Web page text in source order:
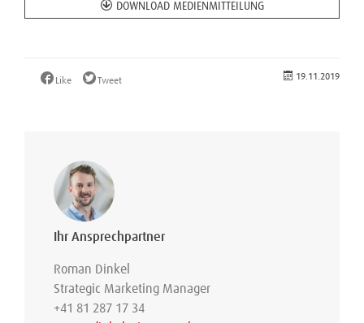
DOWNLOAD MEDIENMITTEILUNG
Like Tweet 19.11.2019
Ihr Ansprechpartner
Roman Dinkel
Strategic Marketing Manager
+41 81 287 17 34